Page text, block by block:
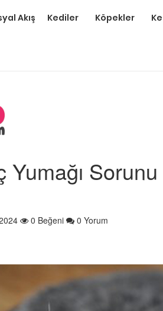
Akış Kediler Köpekler
Yumağı
0 Beğeni 0 Yorum
İnsanların Ders Çıkarması
26 Hayvansever Söz